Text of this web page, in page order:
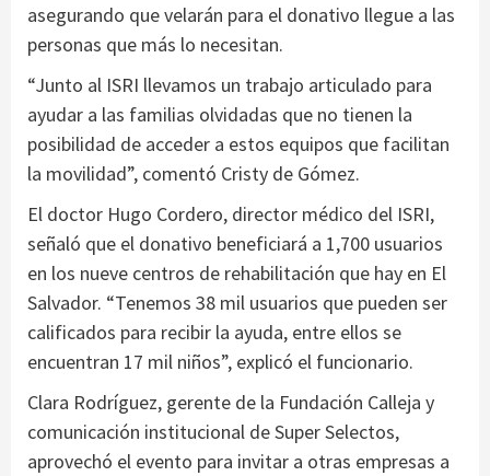
asegurando que velarán para el donativo llegue a las
personas que más lo necesitan.
“Junto al ISRI llevamos un trabajo articulado para
ayudar a las familias olvidadas que no tienen la
posibilidad de acceder a estos equipos que facilitan
la movilidad”, comentó Cristy de Gómez.
El doctor Hugo Cordero, director médico del ISRI,
señaló que el donativo beneficiará a 1,700 usuarios
en los nueve centros de rehabilitación que hay en El
Salvador. “Tenemos 38 mil usuarios que pueden ser
calificados para recibir la ayuda, entre ellos se
encuentran 17 mil niños”, explicó el funcionario.
Clara Rodríguez, gerente de la Fundación Calleja y
comunicación institucional de Super Selectos,
aprovechó el evento para invitar a otras empresas a